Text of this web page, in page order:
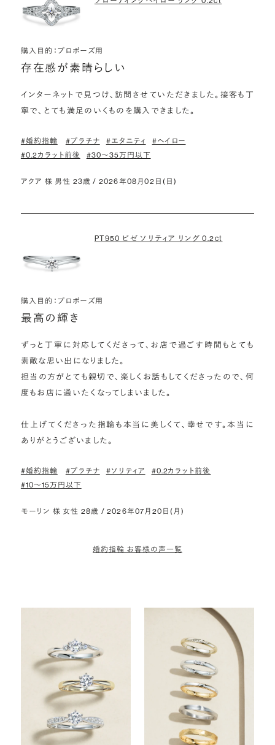
購入目的：プロポーズ用
存在感が素晴らしい
インターネットで見つけ、訪問させていただきました。接客も丁
寧で、とても満足のいくものを購入できました。
#婚約指輪 #プラチナ #エタニティ
#ヘイロー
#0.2カラット前後
#30〜35万円以下
アクア 様 男性 23歳 / 2026年08月02日(日)
PT950 ビゼ ソリティア リング 0.2ct
購入目的：プロポーズ用
最高の輝き
ずっと丁寧に対応してくださって、お店で過ごす時間もとても
素敵な思い出になりました。
担当の方がとても親切で、楽しくお話もしてくださったので、何
度もお店に通いたくなってしまいました。
仕上げてくださった指輪も本当に美しくて、幸せです。本当に
ありがとうございました。
#婚約指輪 #プラチナ #ソリティア
#0.2カラット前後
#10〜15万円以下
モーリン 様 女性 28歳 / 2026年07月20日(月)
婚約指輪 お客様の声一覧